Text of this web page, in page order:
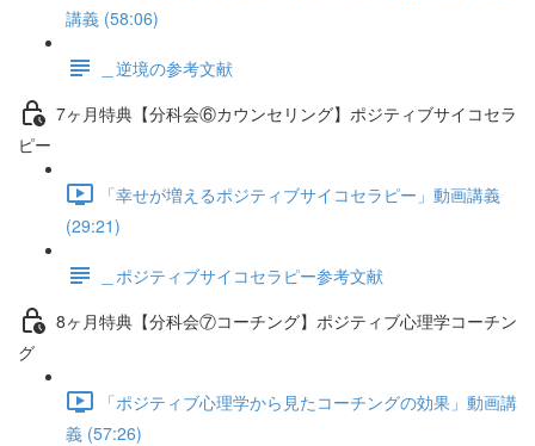
講義 (58:06)
＿逆境の参考文献
7ヶ月特典【分科会⑥カウンセリング】ポジティブサイコセラ
ピー
「幸せが増えるポジティブサイコセラピー」動画講義
(29:21)
＿ポジティブサイコセラピー参考文献
8ヶ月特典【分科会⑦コーチング】ポジティブ心理学コーチン
グ
「ポジティブ心理学から見たコーチングの効果」動画講
義 (57:26)